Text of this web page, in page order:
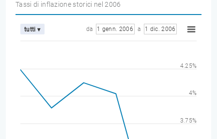
Tassi di inflazione storici nel 2006
tutti ▾ da 1 genn. 2006 a 1 dic. 2006
3.75%
4%
4.25%